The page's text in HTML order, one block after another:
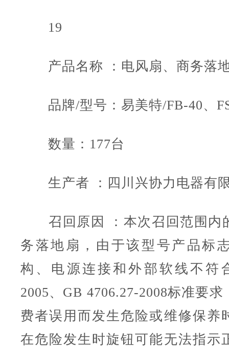
19
产品名称 ：电风扇、商务落
品牌/型号：易美特/FB-40、
数量：177台
生产者 ：四川兴协力电器有
召回原因 ：本次召回范围内
务落地扇，由于该型号产品标
构、电源连接和外部软线不符
2005、GB 4706.27-2008标准要
费者误用而发生危险或维修保养
在危险发生时旋钮可能无法指示